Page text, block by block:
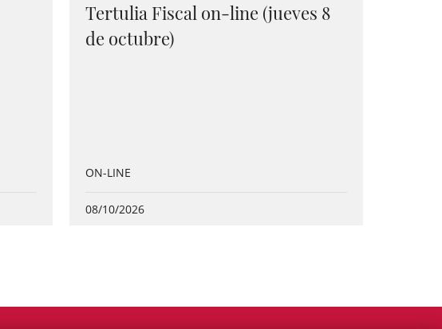
Tertulia Fiscal on-line (jueves 8
de octubre)
ON-LINE
08/10/2026